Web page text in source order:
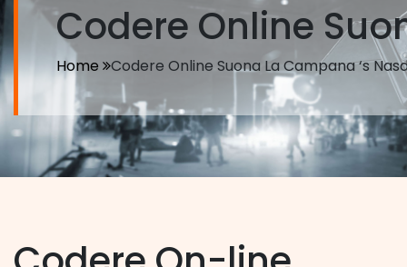
Codere Online
Home Codere Online Suona La Campana ‘s